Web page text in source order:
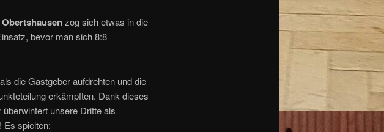
Obertshausenzog sich etwas in die
bevor man sich 8:8
die Gastgeber aufdrehten und die
erkämpften. Dank dieses
unsere Dritte als
Es spielten: